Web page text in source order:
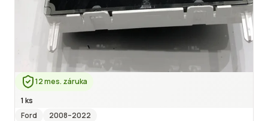
12 mes. záruka
1 ks
Ford
2008–2022